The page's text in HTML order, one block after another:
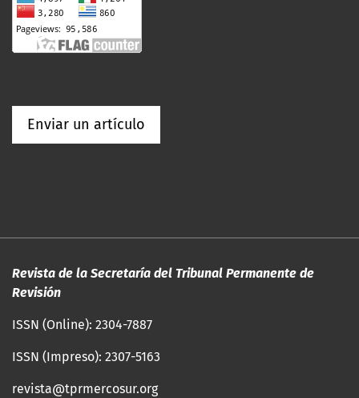
Enviar un artículo
Revista de la Secretaría del Tribunal Permanente de
Revisión
ISSN (Online): 2304-7887
ISSN (Impreso): 2307-5163
revista@tprmercosur.org